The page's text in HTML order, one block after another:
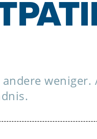
weniger.